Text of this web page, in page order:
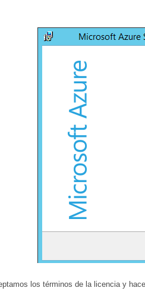
los términos de la licencia y